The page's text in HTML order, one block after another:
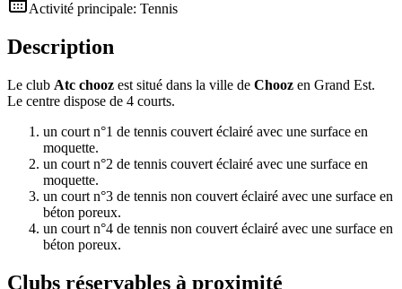
Activité principale: Tennis
Description
Le club Atc chooz est situé dans la ville de Chooz en Grand Est.
Le centre dispose de 4 courts.
un court n°1 de tennis couvert éclairé avec une surface en
moquette.
un court n°2 de tennis couvert éclairé avec une surface en
moquette.
un court n°3 de tennis non couvert éclairé avec une surface en
béton poreux.
un court n°4 de tennis non couvert éclairé avec une surface en
béton poreux.
Clubs réservables à proximité